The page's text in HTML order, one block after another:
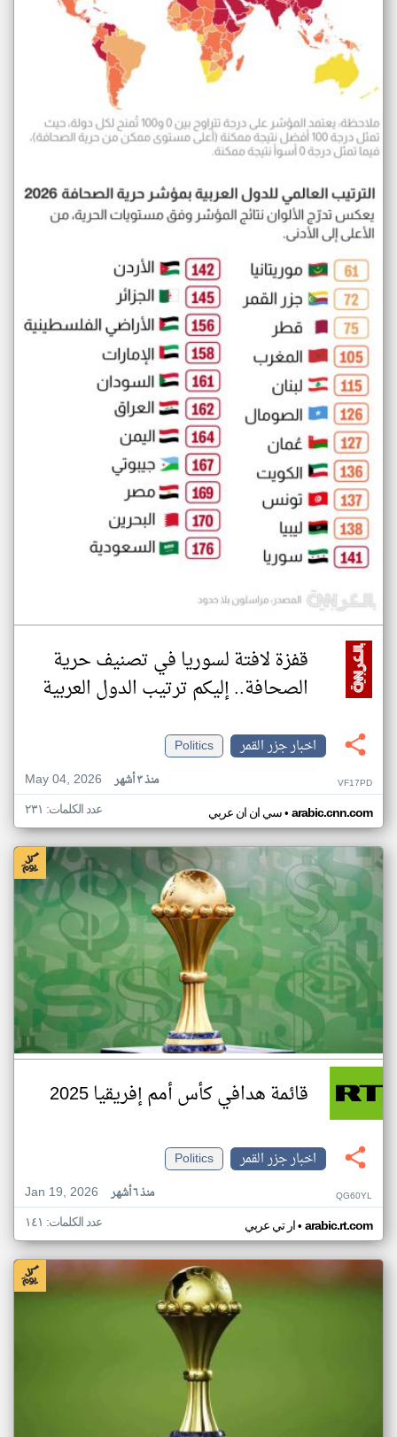
قفزة لافتة لسوريا في تصنيف حرية
الصحافة.. إليكم ترتيب الدول العربية
اخبار جزر القمر
Politics
May 04, 2026
منذ ٣ أشهر VF17PD
سي ان ان عربي• arabic.cnn.com عدد الكلمات: ٢٣١
قائمة هدافي كأس أمم إفريقيا 2025
اخبار جزر القمر
Politics
Jan 19, 2026
منذ ٦ أشهر QG60YL
ار تي عربي• arabic.rt.com عدد الكلمات: ١٤١